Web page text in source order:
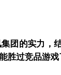
团的实力，
胜过竞品游戏